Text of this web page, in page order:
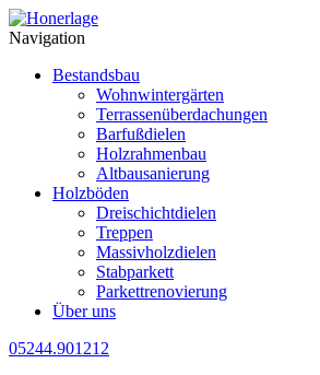
Navigation
Bestandsbau
Wohnwintergärten
Terrassenüberdachungen
Barfußdielen
Holzrahmenbau
Altbausanierung
Holzböden
Dreischichtdielen
Treppen
Massivholzdielen
Stabparkett
Parkettrenovierung
Über uns
05244.901212